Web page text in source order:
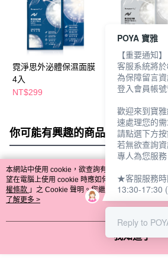
霓淨思外泌體保濕面膜
4入
NT$299
霓淨思外泌體亮
4入
NT$99
你可能有興趣的商品 全站排行
熱門標籤
本網站中使用 cookie，欲查詢有關本網站使用
望在電腦上使用 cookie 時應如何變更電腦的 cookie
權條款 」之 Cookie 聲明。您繼續使用本網站即表
用條款之 Cookie 聲明使用 cookie。
了解更多 >
我知道了
POYA 寶雅
【重要通知】
客服系統將
為保障留言
登入會員帳號
歡迎來到寶
速處理您的需
請點選下方
若無欲查詢
專人為您服務
★客服服務
13:30-17:30
Reply to